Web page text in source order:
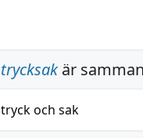
trycksakär
tryckoch sak